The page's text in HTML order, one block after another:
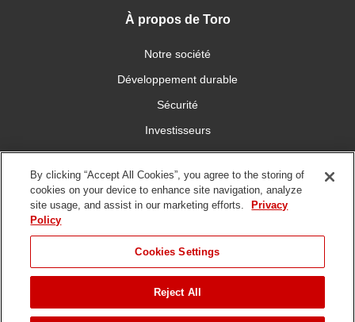
À propos de Toro
Notre société
Développement durable
Sécurité
Investisseurs
Carrières
Connectez-vous avec nous
d'utilisation
Politique de
confidentialité
copyrights
By clicking “Accept All Cookies”, you agree to the storing of
cookies on your device to enhance site navigation, analyze
site usage, and assist in our marketing efforts.
Privacy
Policy
Cookies Settings
Reject All